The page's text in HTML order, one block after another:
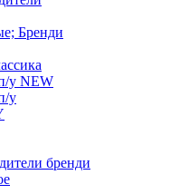
Бренди
у NEW
у
бренди